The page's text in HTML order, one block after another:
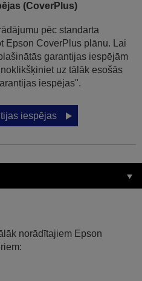
(CoverPlus)
pēc standarta
Epson CoverPlus plānu. Lai
garantijas iespējām
uz tālāk esošās
iespējas".
iespējas
norādītajiem Epson